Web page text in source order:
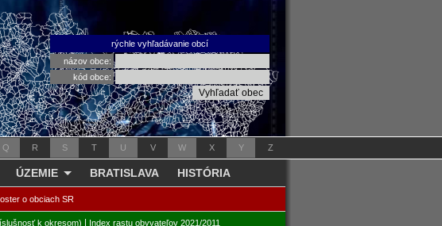
rýchle vyhľadávanie obcí
názov obce:
kód obce:
Q R S T U V W X Y Z
ÚZEMIE BRATISLAVA HISTÓRIA
o obciach SR
k okresom) Index rastu obyvateľov 2021/2011